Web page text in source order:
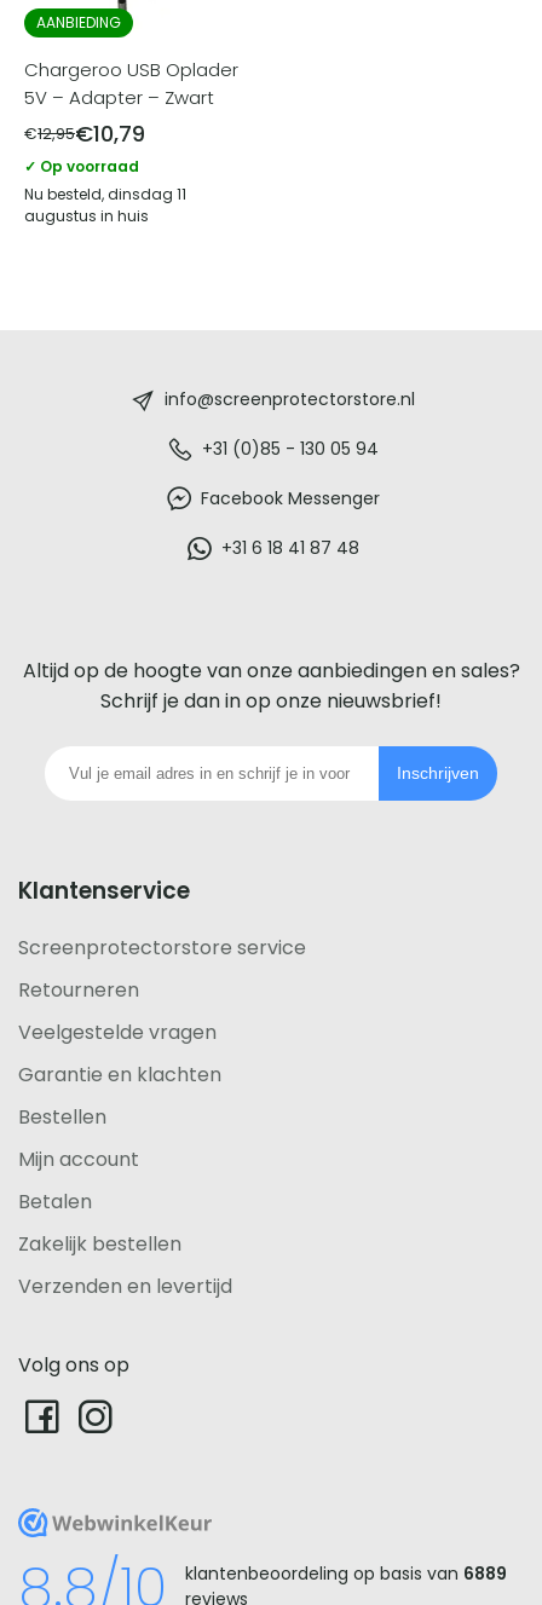
AANBIEDING
Chargeroo USB Oplader
5V – Adapter – Zwart
€12,95€10,79
✓ Op voorraad
Nu besteld, dinsdag 11
augustus in huis
voor
iedere
telefoon
info@screenprotectorstore.nl
+31 (0)85 - 130 05 94
Facebook Messenger
+31 6 18 41 87 48
Altijd op de hoogte van onze aanbiedingen en sales?
Schrijf je dan in op onze nieuwsbrief!
Inschrijven
Klantenservice
Screenprotectorstore service
Retourneren
Veelgestelde vragen
Garantie en klachten
Bestellen
Mijn account
Betalen
Zakelijk bestellen
Verzenden en levertijd
Volg ons op
WebwinkelKeur
8.8/10 klantenbeoordeling op basis van 6889
reviews